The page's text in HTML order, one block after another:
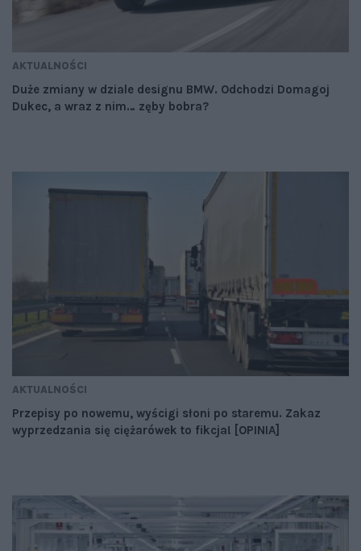
AKTUALNOŚCI
Duże zmiany w dziale designu BMW. Odchodzi Domagoj
Dukec, a wraz z nim… zęby bobra?
AKTUALNOŚCI
Przepisy po nowemu, wyścigi słoni po staremu. Zakaz
wyprzedzania się ciężarówek to fikcja! [OPINIA]